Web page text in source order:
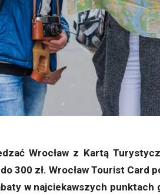
Wrocław z Kartą
300 zł. Wrocław Tourist Card
w najciekawszych